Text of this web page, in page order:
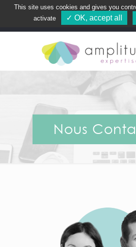
CONNEXION
Nous
This site uses cookies and gives you
activate
✓ OK, accept all